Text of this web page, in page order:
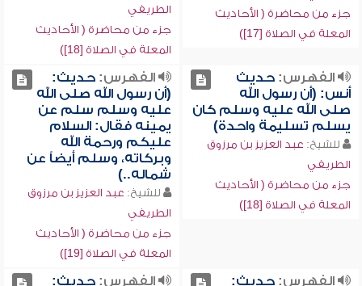
جزء من محاضرة ( الأحاديث
المعلة في الصلاة [17])
الطريفي
جزء من محاضرة ( الأحاديث
المعلة في الصلاة [18])
الفهرس:حديث
أنس: (أن رسول الله
صلى الله عليه وسلم كان
يسلم تسليمة واحدة)
للشيخ: عبد العزيز بن مرزوق
الطريفي
جزء من محاضرة ( الأحاديث
المعلة في الصلاة [18])
الفهرس:حديث:
(أن رسول الله صلى الله
عليه وسلم سلم عن
يمينه فقال: السلام
عليكم ورحمة الله
وبركاته، وسلم أيضاً عن
شماله..)
للشيخ: عبد العزيز بن مرزوق
الطريفي
جزء من محاضرة ( الأحاديث
المعلة في الصلاة [19])
الفهرس:حديث:
الفهرس:حديث: